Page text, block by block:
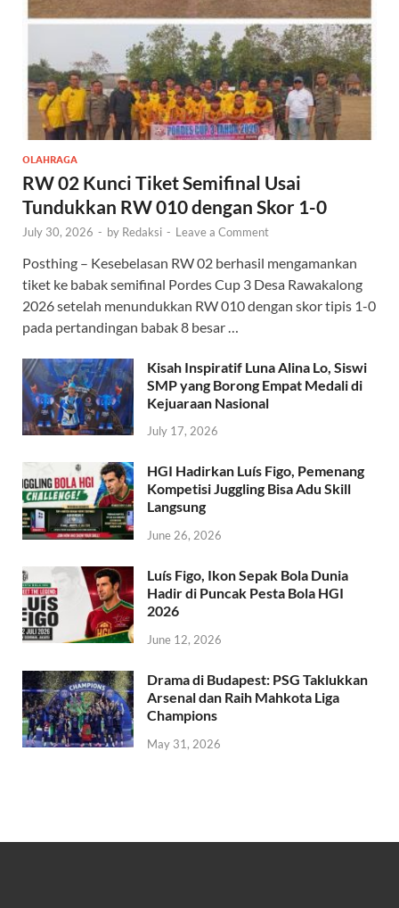
OLAHRAGA
RW 02 Kunci Tiket Semifinal Usai
Tundukkan RW 010 dengan Skor 1-0
July 30, 2026 - by Redaksi - Leave a Comment
Posthing – Kesebelasan RW 02 berhasil mengamankan
tiket ke babak semifinal Pordes Cup 3 Desa Rawakalong
2026 setelah menundukkan RW 010 dengan skor tipis 1-0
pada pertandingan babak 8 besar …
Kisah Inspiratif Luna Alina Lo, Siswi
SMP yang Borong Empat Medali di
Kejuaraan Nasional
July 17, 2026
HGI Hadirkan Luís Figo, Pemenang
Kompetisi Juggling Bisa Adu Skill
Langsung
June 26, 2026
Luís Figo, Ikon Sepak Bola Dunia
Hadir di Puncak Pesta Bola HGI
2026
June 12, 2026
Drama di Budapest: PSG Taklukkan
Arsenal dan Raih Mahkota Liga
Champions
May 31, 2026